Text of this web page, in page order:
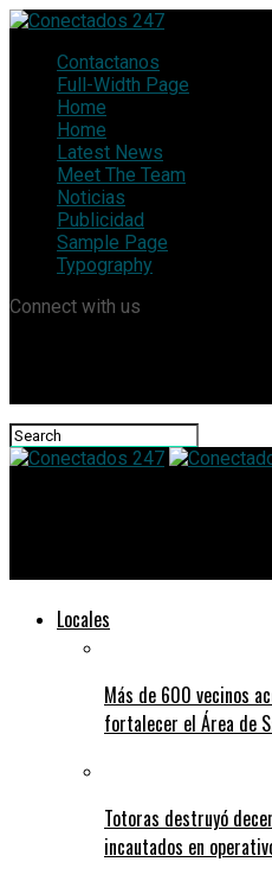
Contactanos
Full-Width Page
Home
Home
Latest News
Meet The Team
Noticias
Publicidad
Sample Page
Typography
Connect with us
Locales
Más de 600 vecinos
fortalecer el Área de
Totoras destruyó
incautados en